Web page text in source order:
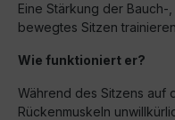
Eine Stärkung der
bewegtes Sitzen
Wie funktioniert er?
Während des Sitzens auf
Rückenmuskeln